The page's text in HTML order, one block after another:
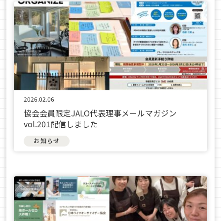
2026.02.06
協会会員限定JALO代表理事メールマガジン
vol.201配信しました
お知らせ